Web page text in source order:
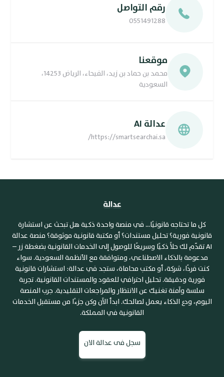
رقم التواصل
0551491288
موقعنا
محمد بن حماد بن زيد، الفيحاء، الرياض 14253،
السعودية
عدالة AI
https://smartsearchai.sa/
عدالة
كل ما تحتاجه قانونيًا... في منصة واحدة ذكية هل تبحث عن استشارة
قانونية فورية؟ تحليل مستندات؟ أو مكتبة قانونية موثوقة؟ منصة عدالة
AI تقدّم لك حلاً ذكيًا وسريعًا للوصول إلى الخدمات القانونية بضغطة زر –
مدعومة بالذكاء الاصطناعي، ومتوافقة مع الأنظمة السعودية. سواء
كنت فردًا، شركة، أو مكتب محاماة، ستجد في عدالة: استشارات قانونية
فورية ودقيقة. تحليل احترافي للعقود والمستندات القانونية. تجربة
سلسة وآمنة تغنيك عن الانتظار والمراجعات التقليدية. جرب المنصة
اليوم، ودع الذكاء يعمل لصالحك. ابدأ الآن وكن جزءًا من مستقبل الخدمات
القانونية في المملكة.
سجل فى عدالة الان